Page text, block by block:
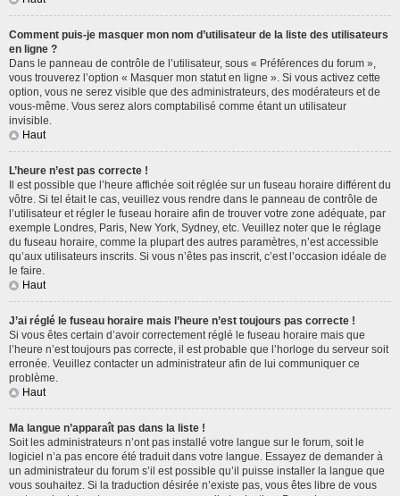
Comment puis-je masquer mon nom d’utilisateur de la liste des utilisateurs
en ligne ?
Dans le panneau de contrôle de l’utilisateur, sous « Préférences du forum »,
vous trouverez l’option « Masquer mon statut en ligne ». Si vous activez cette
option, vous ne serez visible que des administrateurs, des modérateurs et de
vous-même. Vous serez alors comptabilisé comme étant un utilisateur
invisible.
Haut
L’heure n’est pas correcte !
Il est possible que l’heure affichée soit réglée sur un fuseau horaire différent du
vôtre. Si tel était le cas, veuillez vous rendre dans le panneau de contrôle de
l’utilisateur et régler le fuseau horaire afin de trouver votre zone adéquate, par
exemple Londres, Paris, New York, Sydney, etc. Veuillez noter que le réglage
du fuseau horaire, comme la plupart des autres paramètres, n’est accessible
qu’aux utilisateurs inscrits. Si vous n’êtes pas inscrit, c’est l’occasion idéale de
le faire.
Haut
J’ai réglé le fuseau horaire mais l’heure n’est toujours pas correcte !
Si vous êtes certain d’avoir correctement réglé le fuseau horaire mais que
l’heure n’est toujours pas correcte, il est probable que l’horloge du serveur soit
erronée. Veuillez contacter un administrateur afin de lui communiquer ce
problème.
Haut
Ma langue n’apparaît pas dans la liste !
Soit les administrateurs n’ont pas installé votre langue sur le forum, soit le
logiciel n’a pas encore été traduit dans votre langue. Essayez de demander à
un administrateur du forum s’il est possible qu’il puisse installer la langue que
vous souhaitez. Si la traduction désirée n’existe pas, vous êtes libre de vous